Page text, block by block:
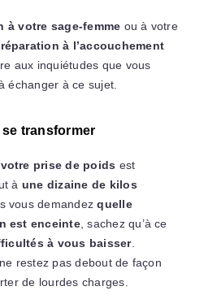
à votre sage-femme ou à votre
à l’accouchement
aux inquiétudes que vous
échanger à ce sujet.
transformer
prise de poids est
à une dizaine de kilos
vous demandezquelle
est enceinte, sachez qu’à ce
à vous baisser.
restez pas debout de façon
de lourdes charges.